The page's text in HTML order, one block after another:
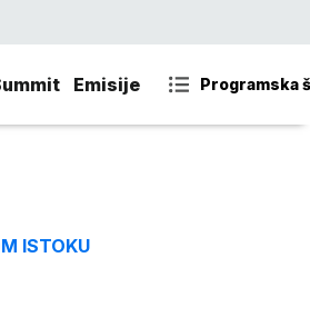
Emisije Programska
ISTOKU